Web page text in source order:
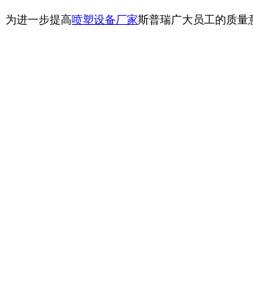
为进一步提高喷塑设备厂家斯普瑞广大员工的质量